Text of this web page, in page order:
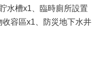
水槽x1、臨時廁所設置
容區x1、防災地下水井